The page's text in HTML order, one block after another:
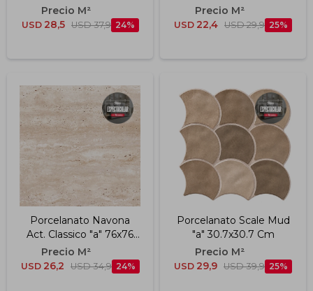
60x120 Cm
USD 28,5 USD 37,9 24 USD 22,4 USD 29,9 25
Porcelanato Navona
Act. Classico "a" 76x76
Cm
USD 26,2 USD 34,9 24
Porcelanato Scale Mud
"a" 30.7x30.7 Cm
USD 29,9 USD 39,9 25